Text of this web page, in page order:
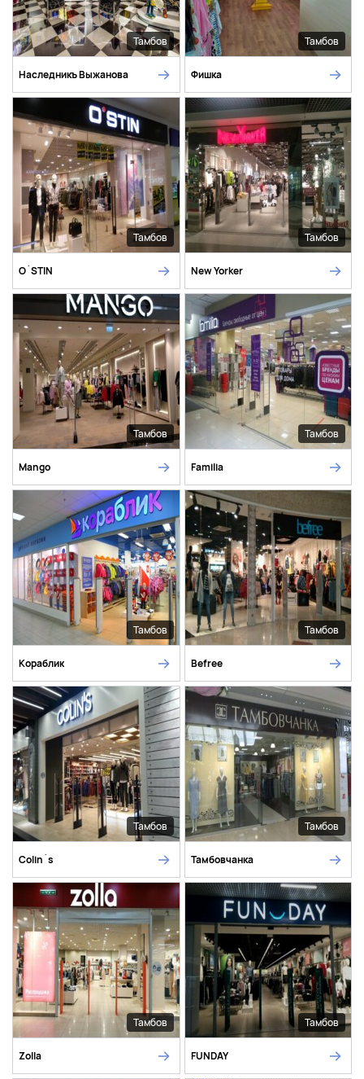
Тамбов
Наследникъ Выжанова
Тамбов
Фишка
Тамбов
O`STIN
Тамбов
New Yorker
Тамбов
Mango
Тамбов
Familia
Тамбов
Кораблик
Тамбов
Befree
Тамбов
Colin`s
Тамбов
Тамбовчанка
Тамбов
Zolla
Тамбов
FUNDAY